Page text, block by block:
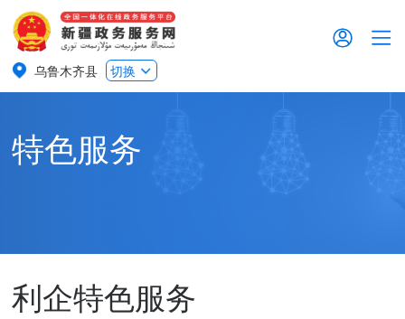
乌鲁木齐县 切换
特色服务
利企特色服务